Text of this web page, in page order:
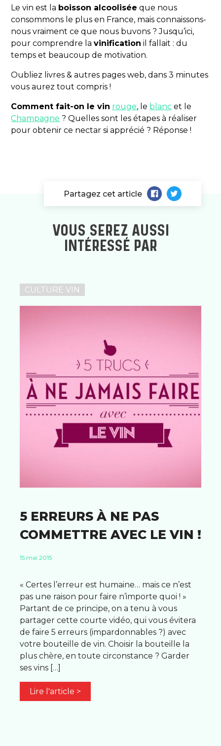
Le vin est la boisson alcoolisée que nous
consommons le plus en France, mais connaissons-
nous vraiment ce que nous buvons ? Jusqu’ici,
pour comprendre lavinification il fallait : du
temps et beaucoup de motivation.
Oubliez livres & autres pages web, dans 3 minutes
vous aurez tout compris !
Comment fait-on le vin rouge, le blanc et le
Champagne ? Quelles sont les étapes à réaliser
pour obtenir ce nectar si apprécié ? Réponse !
Partagez cet article
VOUS SEREZ AUSSI
INTÉRESSÉ PAR
CULTURE VIN
5 ERREURS À NE PAS
COMMETTRE AVEC LE VIN !
15 mai 2015
« Certes l’erreur est humaine… mais ce n’est
pas une raison pour faire n’importe quoi ! »
Partant de ce principe, on a tenu à vous
partager cette courte vidéo, qui vous évitera
de faire 5 erreurs (impardonnables ?) avec
votre bouteille de vin. Choisir la bouteille la
plus chère, en toute circonstance ? Garder
ses vins […]
Lire l'article >